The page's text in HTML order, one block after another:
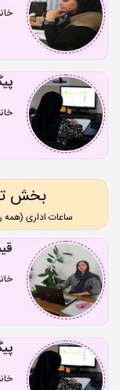
بخش
ساعات اداری (همه روزه 8 صبح تا 6 عصر، پنج شنبه